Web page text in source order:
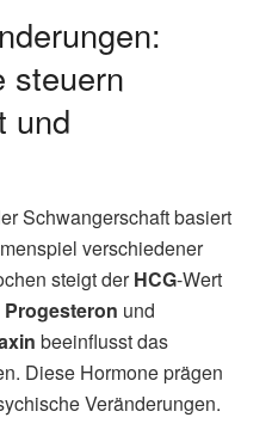
steuern
und
Schwangerschaft basiert
verschiedener
steigt derHCG-Wert
Progesteron und
beeinflusst das
Diese Hormone prägen
Veränderungen.